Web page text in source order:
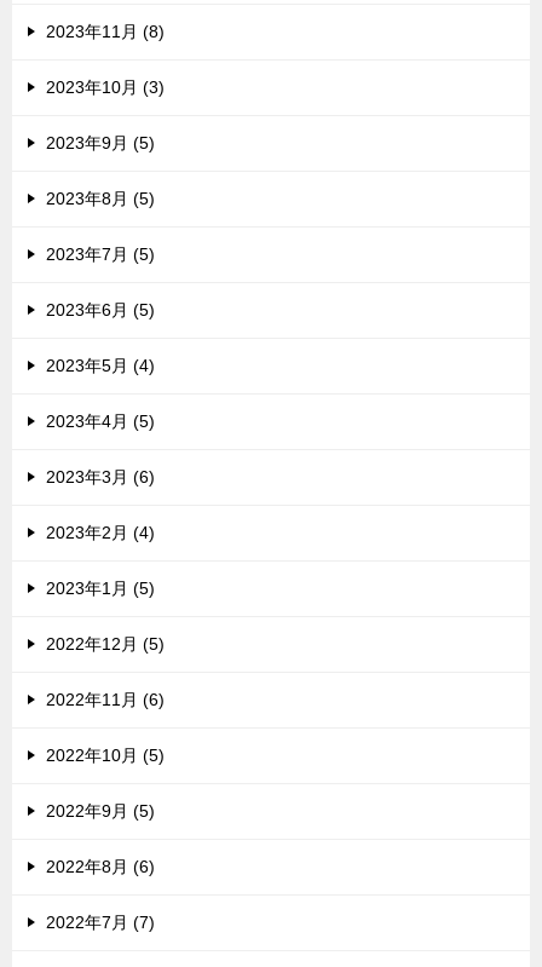
2023年11月 (8)
2023年10月 (3)
2023年9月 (5)
2023年8月 (5)
2023年7月 (5)
2023年6月 (5)
2023年5月 (4)
2023年4月 (5)
2023年3月 (6)
2023年2月 (4)
2023年1月 (5)
2022年12月 (5)
2022年11月 (6)
2022年10月 (5)
2022年9月 (5)
2022年8月 (6)
2022年7月 (7)